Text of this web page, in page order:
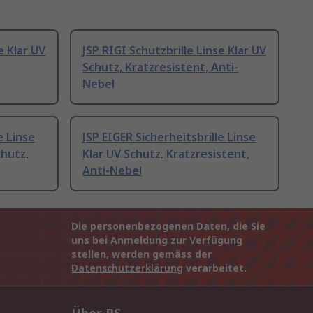
Klar UV
JSP RIGI Schutzbrille Linse Klar UV
Schutz, Kratzresistent, Anti-
Nebel
Linse
JSP EIGER Sicherheitsbrille Linse
Klar UV Schutz, Kratzresistent,
Anti-Nebel
Die personenbezogenen Daten, die Sie
uns bei Anmeldung zur Verfügung
stellen, werden gemäss der
Datenschutzerklärung verarbeitet.